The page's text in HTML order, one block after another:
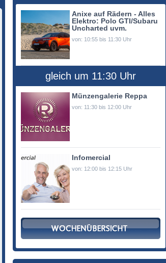
Anixe auf Rädern - Alles
Elektro: Polo GTI/Subaru
Uncharted uvm.
von: 10:55 bis 11:30 Uhr
gleich um 11:30 Uhr
Münzengalerie Reppa
von: 11:30 bis 12:00 Uhr
Infomercial
von: 12:00 bis 12:15 Uhr